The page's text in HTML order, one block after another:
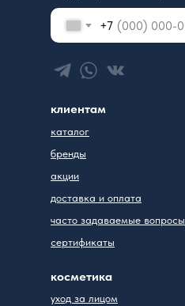
каталог
бренды
акции
доставка и оплата
часто задаваемые вопросы
сертификаты
клиентам
уход за лицом
косметика
+7